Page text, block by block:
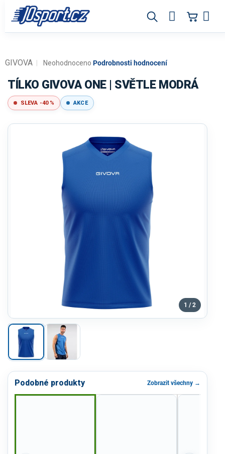
obsah
Průměrné
produktu
je
0,0
z
Neohodnoceno Podrobnosti hodnocení
GIVOVA
TÍLKO GIVOVA ONE | SVĚTLE MODRÁ
SLEVA -40 % AKCE
1 / 2
Podobné produkty Zobrazit všechny →